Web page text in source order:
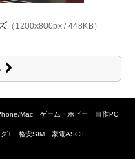
（1200x800px / 448KB）
Mac ゲーム・ホビー 自作PC
+ 格安SIM 家電ASCII